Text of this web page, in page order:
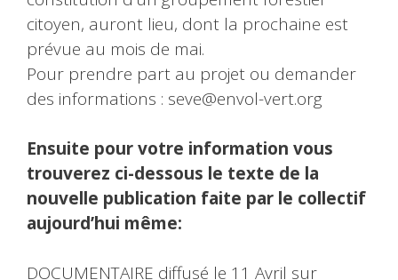
citoyen, auront lieu, dont la prochaine est
prévue au mois de mai.
Pour prendre part au projet ou demander
des informations : seve@envol-vert.org
Ensuite pour votre information vous
trouverez ci-dessous le texte de la
nouvelle publication faite par le collectif
aujourd’hui même:
DOCUMENTAIRE diffusé le 11 Avril sur